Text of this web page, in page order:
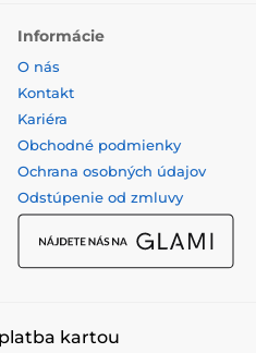
Informácie
O nás
Kontakt
Kariéra
Obchodné podmienky
Ochrana osobných údajov
Odstúpenie od zmluvy
kartou